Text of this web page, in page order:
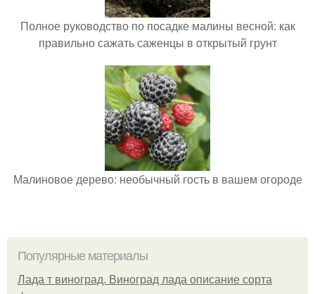
Полное руководство по посадке малины весной: как
правильно сажать саженцы в открытый грунт
Малиновое дерево: необычный гость в вашем огороде
Популярные материалы
Лада т виноград. Виноград лада описание сорта